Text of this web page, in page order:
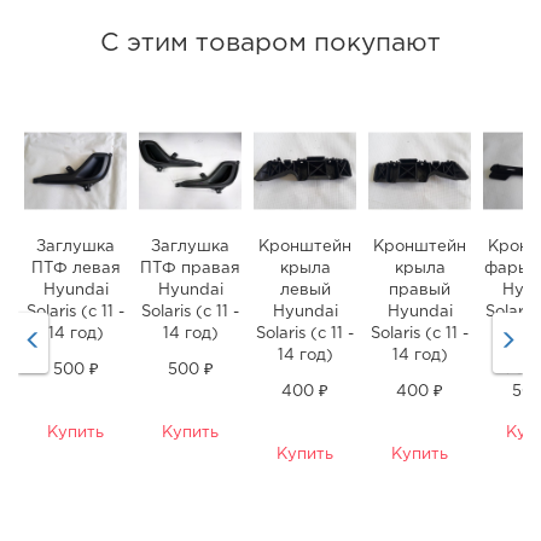
С этим товаром покупают
Заглушка
ПТФ левая
Hyundai
Solaris (с 11 -
14 год)
500 ₽
Купить
Заглушка
ПТФ правая
Hyundai
Solaris (с 11 -
14 год)
500 ₽
Купить
Кронштейн
крыла
левый
Hyundai
Solaris (с 11 -
14 год)
400 ₽
Купить
Кронштейн
крыла
правый
Hyundai
Solaris (с 11 -
14 год)
400 ₽
Купить
фары
Solaris
14